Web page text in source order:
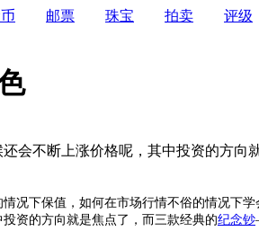
邮票 珠宝 拍卖 评级
会不断上涨价格呢，其中投资的方
况下保值，如何在市场行情不俗的情况下
资的方向就是焦点了，而三款经典的纪念钞